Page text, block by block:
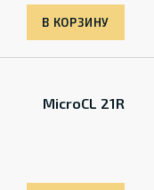
В КОРЗИНУ
MicroCL 21R